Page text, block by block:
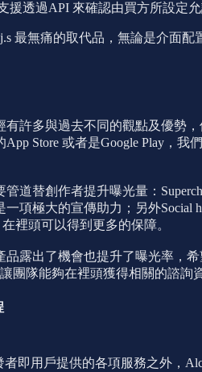
援透過API 來確認由買方所設定允
j.s 最無痛的取代品，無論是介面
許多與過去不同的觀點及優勢
Store 或者是Google Play，
道替創作者提升曝光量：
項極大的宣傳助力；另外Social
裡頭可以得到更多的保障。
露出了機會也提升了曝光率，
讓團隊能夠在裡頭獲得相關的諮
即用戶提供的各項服務之外，